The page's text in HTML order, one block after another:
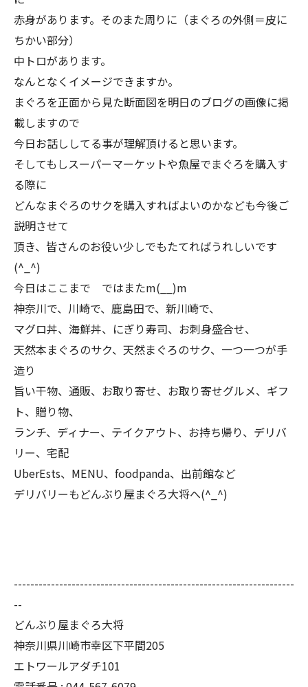
赤身があります。そのまた周りに（まぐろの外側＝皮に
ちかい部分）
中トロがあります。
なんとなくイメージできますか。
まぐろを正面から見た断面図を明日のブログの画像に掲
載しますので
今日お話ししてる事が理解頂けると思います。
そしてもしスーパーマーケットや魚屋でまぐろを購入す
る際に
どんなまぐろのサクを購入すればよいのかなども今後ご
説明させて
頂き、皆さんのお役い少しでもたてればうれしいです
(^_^)
今日はここまで ではまたm(__)m
神奈川で、川崎で、鹿島田で、新川崎で、
マグロ丼、海鮮丼、にぎり寿司、お刺身盛合せ、
天然本まぐろのサク、天然まぐろのサク、一つ一つが手
造り
旨い干物、通販、お取り寄せ、お取り寄せグルメ、ギフ
ト、贈り物、
ランチ、ディナー、テイクアウト、お持ち帰り、デリバ
リー、宅配
UberEsts、MENU、foodpanda、出前館など
デリバリーもどんぶり屋まぐろ大将へ(^_^)
--------------------------------------------------------------------
--
どんぶり屋まぐろ大将
神奈川県川崎市幸区下平間205
エトワールアダチ101